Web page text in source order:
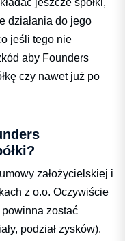
jeszcze spółki,
działania do jego
jeśli tego nie
aby Founders
czy nawet już po
założycielskiej i
z o.o. Oczywiście
zostać
podział zysków).